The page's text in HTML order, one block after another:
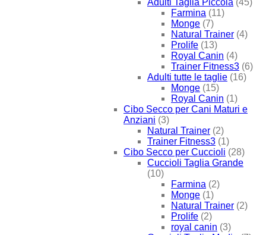
Adulti Taglia Piccola (45)
Farmina (11)
Monge (7)
Natural Trainer (4)
Prolife (13)
Royal Canin (4)
Trainer Fitness3 (6)
Adulti tutte le taglie (16)
Monge (15)
Royal Canin (1)
Cibo Secco per Cani Maturi e
Anziani (3)
Natural Trainer (2)
Trainer Fitness3 (1)
Cibo Secco per Cuccioli (28)
Cuccioli Taglia Grande
(10)
Farmina (2)
Monge (1)
Natural Trainer (2)
Prolife (2)
royal canin (3)